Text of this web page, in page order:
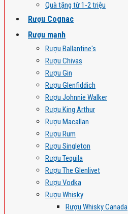
Quà tặng từ 1-2 triệu
Rượu Cognac
Rượu mạnh
Rượu Ballantine's
Rượu Chivas
Rượu Gin
Rượu Glenfiddich
Rượu Johnnie Walker
Rượu King Arthur
Rượu Macallan
Rượu Rum
Rượu Singleton
Rượu Tequila
Rượu The Glenlivet
Rượu Vodka
Rượu Whisky
Rượu Whisky Canada